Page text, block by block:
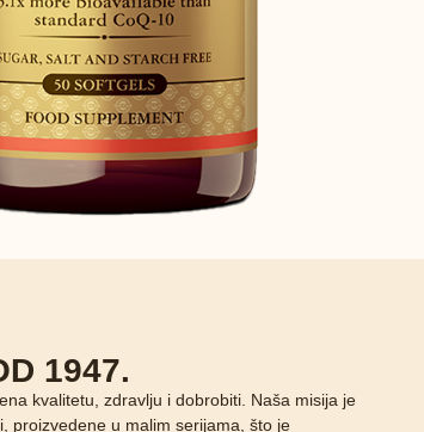
1947.
kvalitetu, zdravlju i dobrobiti. Naša misija je
proizvedene u malim serijama, što je